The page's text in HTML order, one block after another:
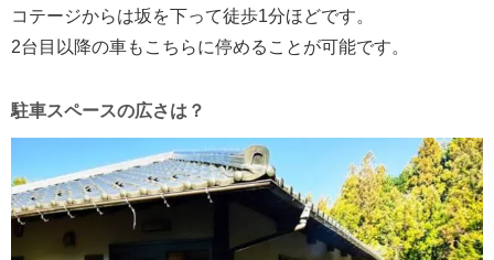
コテージからは坂を下って徒歩1分ほどです。
2台目以降の車もこちらに停めることが可能です。
駐車スペースの広さは？